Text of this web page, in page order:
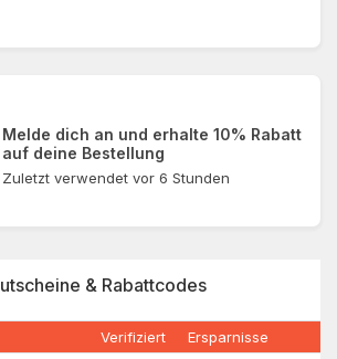
Melde dich an und erhalte 10% Rabatt
auf deine Bestellung
Zuletzt verwendet vor 6 Stunden
& Rabattcodes
Verifiziert
Ersparnisse